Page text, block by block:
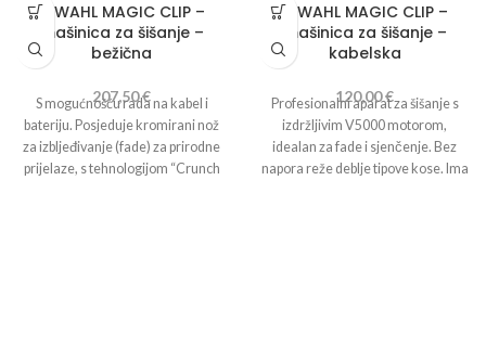
C WAHL MAGIC CLIP –
mašinica za šišanje –
bežična
207,50€
S mogućnošću rada na kabel i
bateriju. Posjeduje kromirani nož
za izbljeđivanje (fade) za prirodne
prijelaze, s tehnologijom “Crunch
C WAHL MAGIC CLIP –
mašinica za šišanje –
kabelska
120,00€
Profesionalni aparat za šišanje s
izdržljivim V5000 motorom,
idealan za fade i sjenčenje. Bez
napora reže deblje tipove kose. Ima